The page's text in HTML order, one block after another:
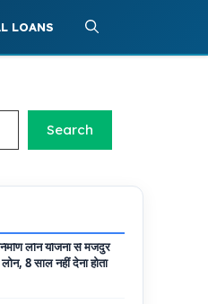
LOANS
Search
तक का लोन, मिलती है
Apply Online: छोटे
मिलता है ₹50,000 का
8 साल नहीं देना होता
Yojana Loan:
मिलेगा 5 लाख तक का